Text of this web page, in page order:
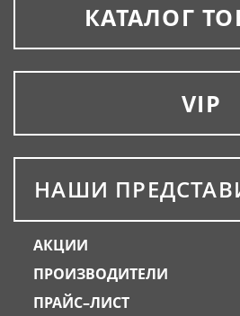
КАТАЛОГ
VIP
НАШИ
АКЦИИ
ПРОИЗВОДИТЕЛИ
ПРАЙС–ЛИСТ